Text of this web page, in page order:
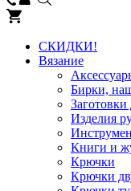
СКИДКИ!
Вязание
Бирки,
Заготовки
Изделия
Книги и
Крючки
Крючки